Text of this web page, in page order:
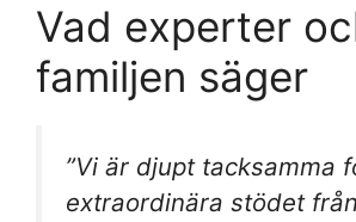
Vad experter
familjen säger
”Vi är djupt tacksamma
extraordinära stödet